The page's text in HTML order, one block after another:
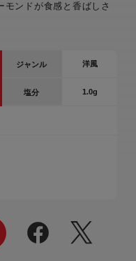
ンドが食感と香ばしさ
ジャンル 洋風
塩分 1.0g